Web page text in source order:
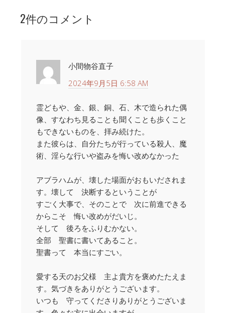
2件のコメント
小間物谷直子
2024年9月5日 6:58 AM
霊どもや、金、銀、銅、石、木で造られた偶
像、すなわち見ることも聞くことも歩くこと
もできないものを、拝み続けた。
また彼らは、自分たちが行っている殺人、魔
術、淫らな行いや盗みを悔い改めなかった
アブラハムが、壊した場面がおもいだされま
す。壊して 決断するということが
すごく大事で、そのことで 次に前進できる
からこそ 悔い改めがだいじ。
そして 後ろをふりむかない。
全部 聖書に書いてあること。
聖書って 本当にすごい。
愛する天のお父様 主よ貴方を褒めたたえま
す。気づきをありがとうございます。
いつも 守ってくださりありがとうございま